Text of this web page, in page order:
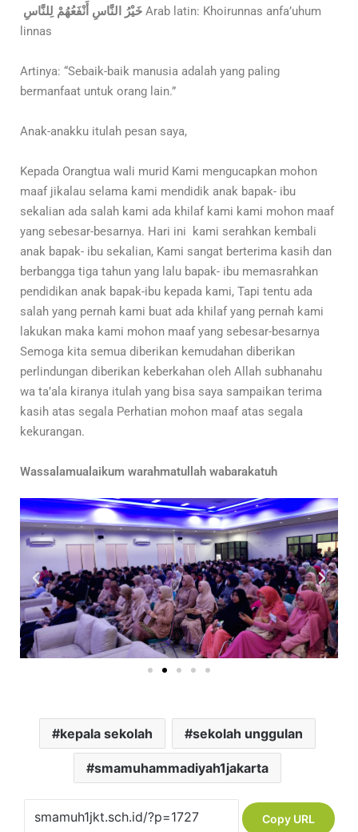
خَيْرُ النَّاسِ أَنْفَعُهُمْ لِلنَّاسِ Arab latin: Khoirunnas anfa’uhum
linnas
Artinya: “Sebaik-baik manusia adalah yang paling
bermanfaat untuk orang lain.”
Anak-anakku itulah pesan saya,
Kepada Orangtua wali murid Kami mengucapkan mohon
maaf jikalau selama kami mendidik anak bapak- ibu
sekalian ada salah kami ada khilaf kami kami mohon maaf
yang sebesar-besarnya. Hari ini kami serahkan kembali
anak bapak- ibu sekalian, Kami sangat berterima kasih dan
berbangga tiga tahun yang lalu bapak- ibu memasrahkan
pendidikan anak bapak-ibu kepada kami, Tapi tentu ada
salah yang pernah kami buat ada khilaf yang pernah kami
lakukan maka kami mohon maaf yang sebesar-besarnya
Semoga kita semua diberikan kemudahan diberikan
perlindungan diberikan keberkahan oleh Allah subhanahu
wa ta’ala kiranya itulah yang bisa saya sampaikan terima
kasih atas segala Perhatian mohon maaf atas segala
kekurangan.
Wassalamualaikum warahmatullah wabarakatuh
kepala sekolah sekolah unggulan
smamuhammadiyah1jakarta
Copy URL